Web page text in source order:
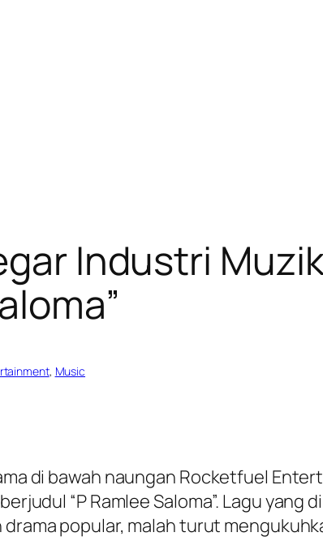
Industri
, Music
di bawah naungan Rocketfuel
“P Ramlee Saloma”. Lagu
popular, malah turut